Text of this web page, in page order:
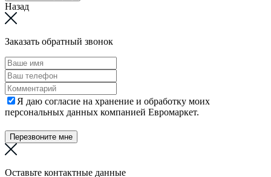
Назад
Заказать обратный звонок
Я даю согласие на хранение и обработку моих
персональных данных компанией Евромаркет.
Перезвоните мне
Оставьте контактные данные